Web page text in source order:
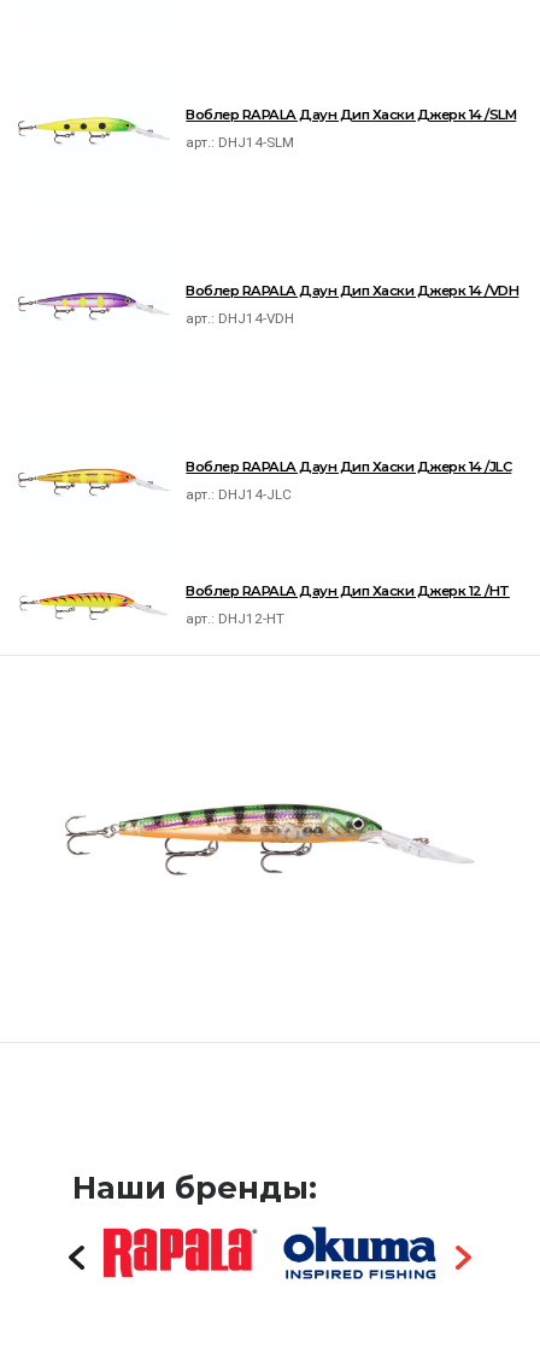
Воблер RAPALA Даун Дип Хаски Джерк 14 /SLM
арт.: DHJ14-SLM
Воблер RAPALA Даун Дип Хаски Джерк 14 /VDH
арт.: DHJ14-VDH
Воблер RAPALA Даун Дип Хаски Джерк 14 /JLC
арт.: DHJ14-JLC
Воблер RAPALA Даун Дип Хаски Джерк 12 /HT
арт.: DHJ12-HT
Наши бренды: